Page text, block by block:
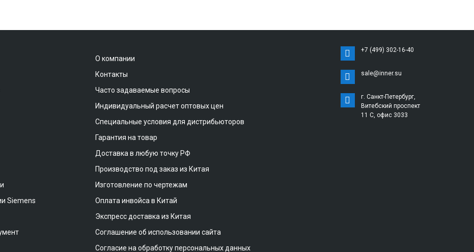
Siemens
О компании
Контакты
Часто задаваемые вопросы
Индивидуальный расчет оптовых цен
Специальные условия для дистрибьюторов
Гарантия на товар
Доставка в любую точку РФ
Производство под заказ из Китая
Изготовление по чертежам
Оплата инвойса в Китай
Экспресс доставка из Китая
Соглашение об использовании сайта
Согласие на обработку персональных данных
+7 (499) 302-16-40
sale@inner.su
г. Санкт-Петербург,
Витебский проспект
11 С, офис 3033